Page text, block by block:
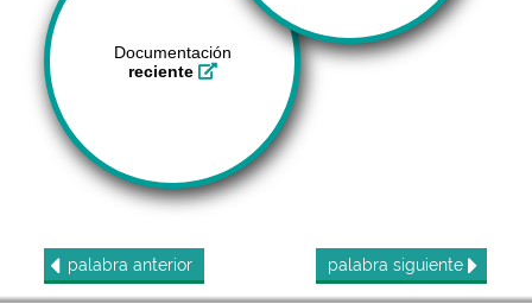
Documentación
reciente
palabra anterior palabra siguiente